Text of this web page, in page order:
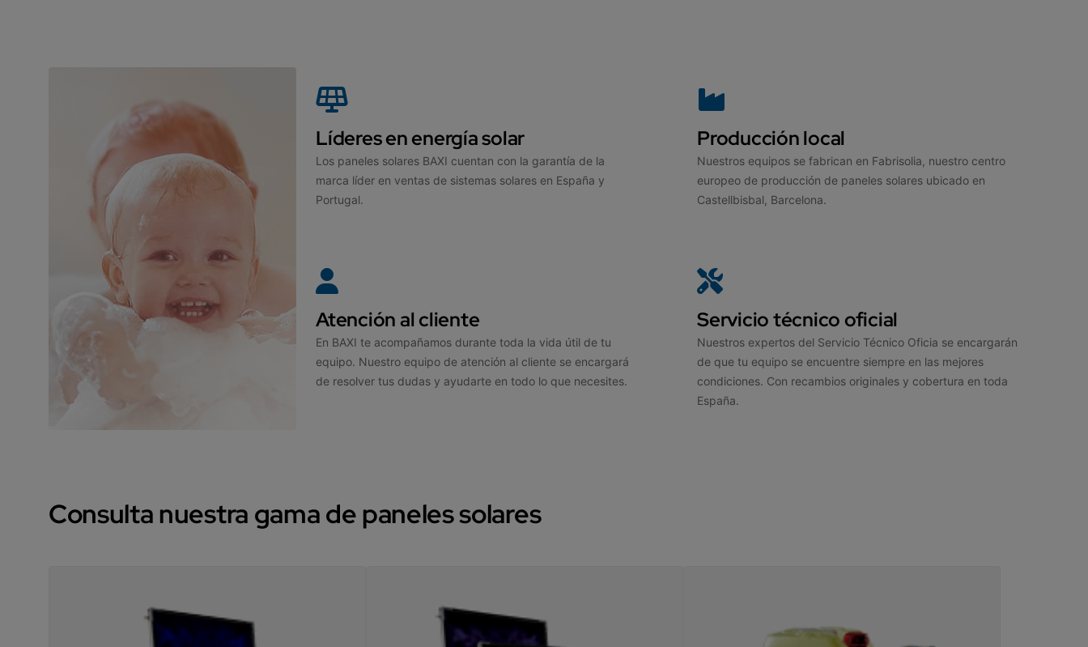
Líderes en energía solar
Los paneles solares BAXI cuentan con la garantía de la
marca líder en ventas de sistemas solares en España y
Portugal.
Producción local
Nuestros equipos se fabrican en Fabrisolia, nuestro centro
europeo de producción de paneles solares ubicado en
Castellbisbal, Barcelona.
Atención al cliente
En BAXI te acompañamos durante toda la vida útil de tu
equipo. Nuestro equipo de atención al cliente se encargará
de resolver tus dudas y ayudarte en todo lo que necesites.
Servicio técnico oficial
Nuestros expertos del Servicio Técnico Oficia se encargarán
de que tu equipo se encuentre siempre en las mejores
condiciones. Con recambios originales y cobertura en toda
España.
Consulta nuestra gama de paneles solares